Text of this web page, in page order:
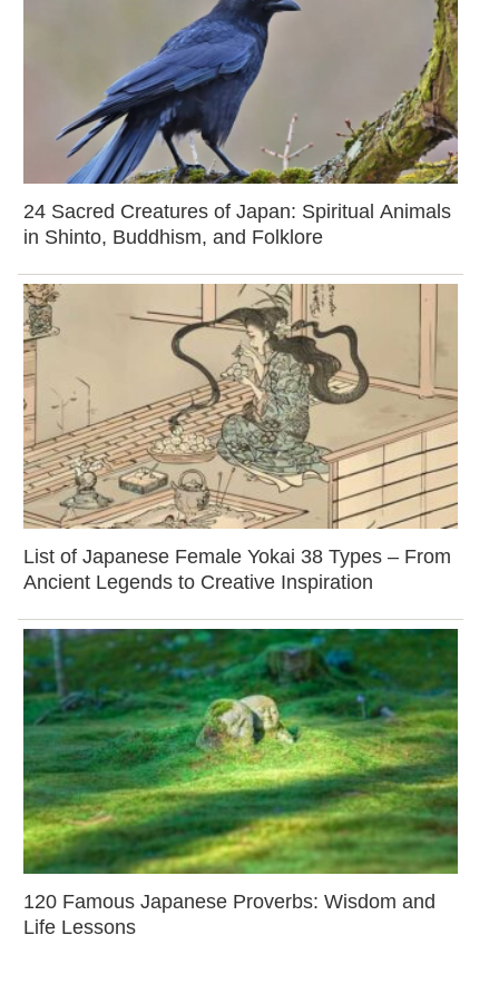
24 Sacred Creatures of Japan: Spiritual Animals
in Shinto, Buddhism, and Folklore
List of Japanese Female Yokai 38 Types – From
Ancient Legends to Creative Inspiration
120 Famous Japanese Proverbs: Wisdom and
Life Lessons